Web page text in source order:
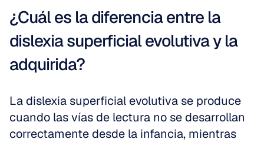
¿Cuál es la diferencia entre la
dislexia superficial evolutiva y la
adquirida?
La dislexia superficial evolutiva se produce
cuando las vías de lectura no se desarrollan
correctamente desde la infancia, mientras